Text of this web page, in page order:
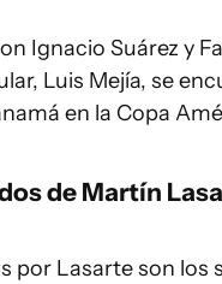
Ignacio Suárez y
Luis Mejía, se
en la Copa
de Martín
por Lasarte son los